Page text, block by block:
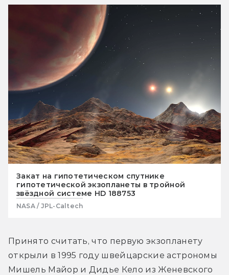
Закат на гипотетическом спутнике
гипотетической экзопланеты в тройной
звёздной системе HD 188753
NASA / JPL-Caltech
Принято считать, что первую экзопланету
открыли в 1995 году швейцарские астрономы
Мишель Майор и Дидье Кело из Женевского